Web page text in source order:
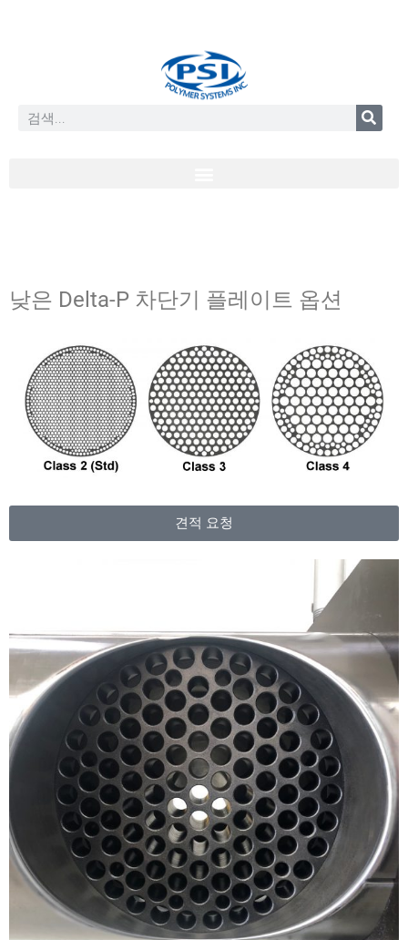
낮은 Delta-P 차단기 플레이트 옵션
견적 요청